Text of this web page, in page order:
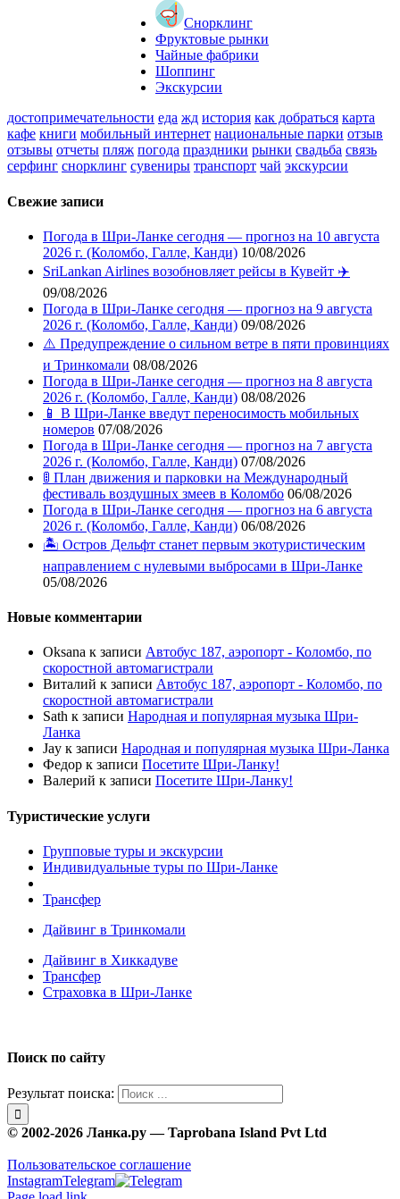
Снорклинг
Фруктовые рынки
Чайные фабрики
Шоппинг
Экскурсии
достопримечательности еда жд история как добраться карта
кафе книги мобильный интернет национальные парки отзыв
отзывы отчеты пляж погода праздники рынки свадьба связь
серфинг снорклинг сувениры транспорт чай экскурсии
Свежие записи
Погода в Шри-Ланке сегодня — прогноз на 10 августа
2026 г. (Коломбо, Галле, Канди) 10/08/2026
SriLankan Airlines возобновляет рейсы в Кувейт ✈️
09/08/2026
Погода в Шри-Ланке сегодня — прогноз на 9 августа
2026 г. (Коломбо, Галле, Канди) 09/08/2026
⚠️ Предупреждение о сильном ветре в пяти провинциях
и Тринкомали 08/08/2026
Погода в Шри-Ланке сегодня — прогноз на 8 августа
2026 г. (Коломбо, Галле, Канди) 08/08/2026
📱 В Шри-Ланке введут переносимость мобильных
номеров 07/08/2026
Погода в Шри-Ланке сегодня — прогноз на 7 августа
2026 г. (Коломбо, Галле, Канди) 07/08/2026
🚦 План движения и парковки на Международный
фестиваль воздушных змеев в Коломбо 06/08/2026
Погода в Шри-Ланке сегодня — прогноз на 6 августа
2026 г. (Коломбо, Галле, Канди) 06/08/2026
🏝️ Остров Дельфт станет первым экотуристическим
направлением с нулевыми выбросами в Шри-Ланке
05/08/2026
Новые комментарии
Oksana к записи Автобус 187, аэропорт - Коломбо, по
скоростной автомагистрали
Виталий к записи Автобус 187, аэропорт - Коломбо, по
скоростной автомагистрали
Sath к записи Народная и популярная музыка Шри-
Ланка
Jay к записи Народная и популярная музыка Шри-Ланка
Федор к записи Посетите Шри-Ланку!
Валерий к записи Посетите Шри-Ланку!
Туристические услуги
Групповые туры и экскурсии
Индивидуальные туры по Шри-Ланке
Трансфер
Дайвинг в Тринкомали
Дайвинг в Хиккадуве
Трансфер
Страховка в Шри-Ланке
Поиск по сайту
Результат поиска:
© 2002-2026 Ланка.ру — Taprobana Island Pvt Ltd
Пользовательское соглашение
InstagramTelegram